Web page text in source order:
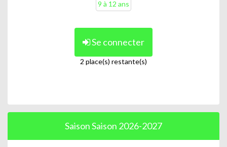
9 à 12 ans
Se connecter
2 place(s) restante(s)
Saison Saison 2026-2027